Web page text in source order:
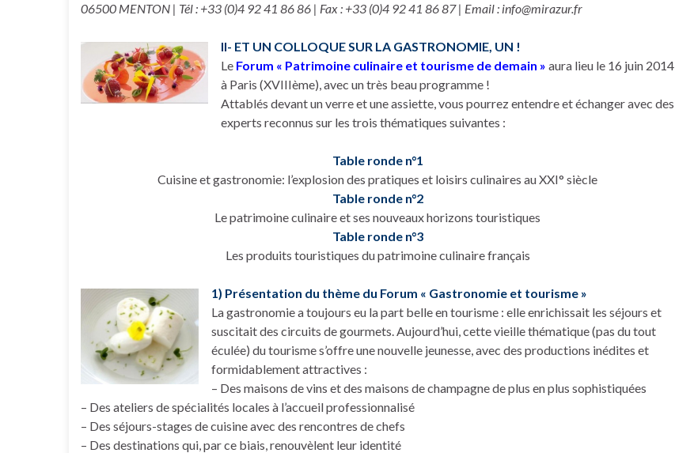
06500 MENTON | Tél : +33 (0)4 92 41 86 86 | Fax : +33 (0)4 92 41 86 87 | Email : info@mirazur.fr
II- ET UN COLLOQUE SUR LA GASTRONOMIE, UN !
Le Forum « Patrimoine culinaire et tourisme de demain » aura lieu le 16 juin 2014
à Paris (XVIIIème), avec un très beau programme !
Attablés devant un verre et une assiette, vous pourrez entendre et échanger avec des
experts reconnus sur les trois thématiques suivantes :
Table ronde n°1
Cuisine et gastronomie: l’explosion des pratiques et loisirs culinaires au XXI° siècle
Table ronde n°2
Le patrimoine culinaire et ses nouveaux horizons touristiques
Table ronde n°3
Les produits touristiques du patrimoine culinaire français
1) Présentation du thème du Forum « Gastronomie et tourisme »
La gastronomie a toujours eu la part belle en tourisme : elle enrichissait les séjours et
suscitait des circuits de gourmets. Aujourd’hui, cette vieille thématique (pas du tout
éculée) du tourisme s’offre une nouvelle jeunesse, avec des productions inédites et
formidablement attractives :
– Des maisons de vins et des maisons de champagne de plus en plus sophistiquées
– Des ateliers de spécialités locales à l’accueil professionnalisé
– Des séjours-stages de cuisine avec des rencontres de chefs
– Des destinations qui, par ce biais, renouvèlent leur identité